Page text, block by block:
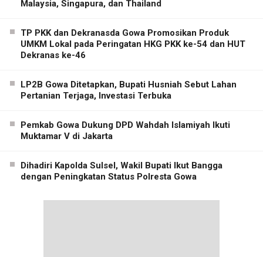
Malaysia, Singapura, dan Thailand
TP PKK dan Dekranasda Gowa Promosikan Produk
UMKM Lokal pada Peringatan HKG PKK ke-54 dan HUT
Dekranas ke-46
LP2B Gowa Ditetapkan, Bupati Husniah Sebut Lahan
Pertanian Terjaga, Investasi Terbuka
Pemkab Gowa Dukung DPD Wahdah Islamiyah Ikuti
Muktamar V di Jakarta
Dihadiri Kapolda Sulsel, Wakil Bupati Ikut Bangga
dengan Peningkatan Status Polresta Gowa